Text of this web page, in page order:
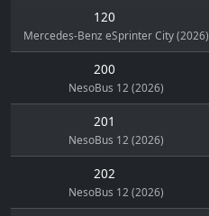
120
Mercedes-Benz eSprinter City (2026)
200
NesoBus 12 (2026)
201
NesoBus 12 (2026)
202
NesoBus 12 (2026)